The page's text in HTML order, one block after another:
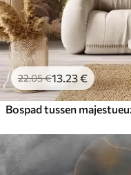
22.05€13 .23€